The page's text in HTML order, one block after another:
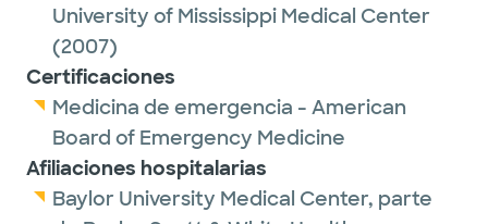
University of Mississippi Medical Center
(2007)
Certificaciones
Medicina de emergencia - American
Board of Emergency Medicine
Afiliaciones hospitalarias
Baylor University Medical Center, parte